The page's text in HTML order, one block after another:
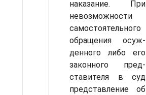
нака­зание. При
невозможности
само­стоятельного
обращения осуж­
денного либо его
законного пред­
ставителя в суд
представление об